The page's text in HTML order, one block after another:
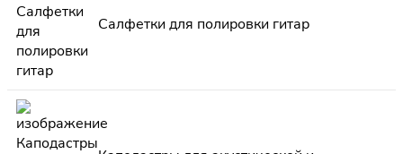
Салфетки для полировки гитар